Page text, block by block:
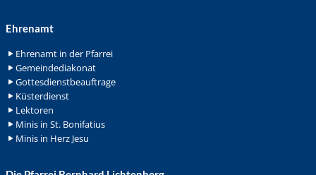
Ehrenamt
Ehrenamt in der Pfarrei
Gemeindediakonat
Gottesdienstbeauftrage
Küsterdienst
Lektoren
Minis in St. Bonifatius
Minis in Herz Jesu